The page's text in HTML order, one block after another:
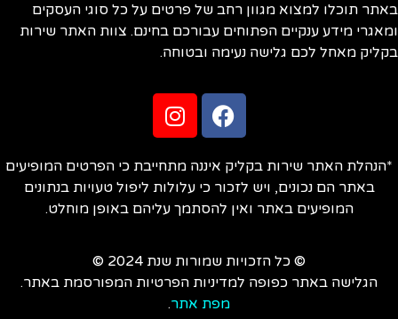
באתר תוכלו למצוא מגוון רחב של פרטים על כל סוגי העסקים
ומאגרי מידע ענקיים הפתוחים עבורכם בחינם. צוות האתר שירות
בקליק מאחל לכם גלישה נעימה ובטוחה.
*הנהלת האתר שירות בקליק איננה מתחייבת כי הפרטים המופיעים
באתר הם נכונים, ויש לזכור כי עלולות ליפול טעויות בנתונים
המופיעים באתר ואין להסתמך עליהם באופן מוחלט.
© כל הזכויות שמורות שנת 2024 ©
הגלישה באתר כפופה למדיניות הפרטיות המפורסמת באתר.
מפת אתר.